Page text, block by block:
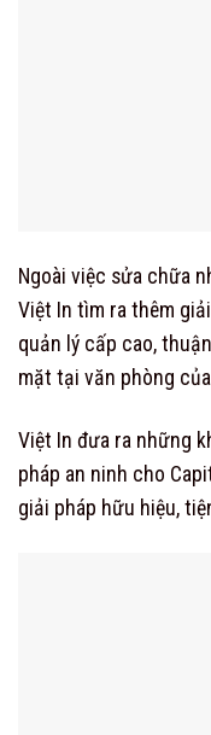
Ngoài việc sửa chữa
Việt In tìm ra thêm
quản lý cấp cao,
mặt tại văn phòng
Việt In đưa ra những
pháp an ninh cho
giải pháp hữu hiệu,